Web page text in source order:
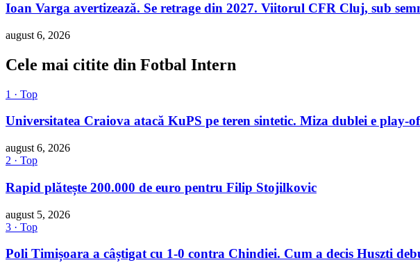
Ioan Varga avertizează. Se retrage din 2027. Viitorul CFR Cluj, sub
august 6, 2026
Cele mai citite din Fotbal Intern
1 · Top
Universitatea Craiova atacă KuPS pe teren sintetic. Miza dublei e play-
august 6, 2026
2 · Top
Rapid plătește 200.000 de euro pentru Filip Stojilkovic
august 5, 2026
3 · Top
Poli Timișoara a câștigat cu 1-0 contra Chindiei. Cum a decis Huszti